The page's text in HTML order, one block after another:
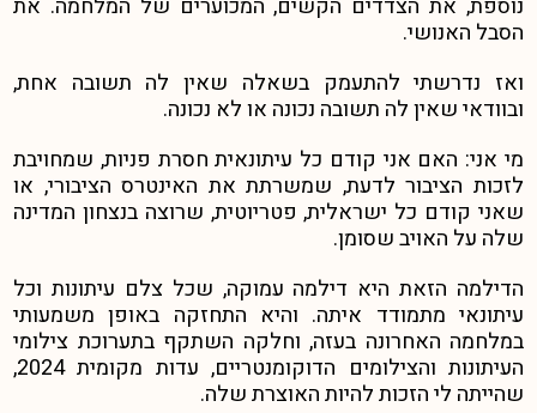
נוספת, את הצדדים הקשים, המכוערים של המלחמה. את
הסבל האנושי.
ואז נדרשתי להתעמק בשאלה שאין לה תשובה אחת,
ובוודאי שאין לה תשובה נכונה או לא נכונה.
מי אני: האם אני קודם כל עיתונאית חסרת פניות, שמחויבת
לזכות הציבור לדעת, שמשרתת את האינטרס הציבורי, או
שאני קודם כל ישראלית, פטריוטית, שרוצה בנצחון המדינה
שלה על האויב שסומן.
הדילמה הזאת היא דילמה עמוקה, שכל צלם עיתונות וכל
עיתונאי מתמודד איתה. והיא התחזקה באופן משמעותי
במלחמה האחרונה בעזה, וחלקה השתקף בתערוכת צילומי
העיתונות והצילומים הדוקומנטריים, עדות מקומית 2024,
שהייתה לי הזכות להיות האוצרת שלה.